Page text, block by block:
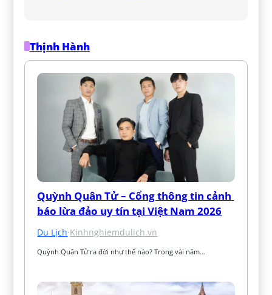
Thịnh Hành
Quỳnh Quân Tử – Cổng thông tin cảnh
báo lừa đảo uy tín tại Việt Nam 2026
Du Lịch·Kinhnghiemdulich.vn
Quỳnh Quân Tử ra đời như thế nào? Trong vài năm…